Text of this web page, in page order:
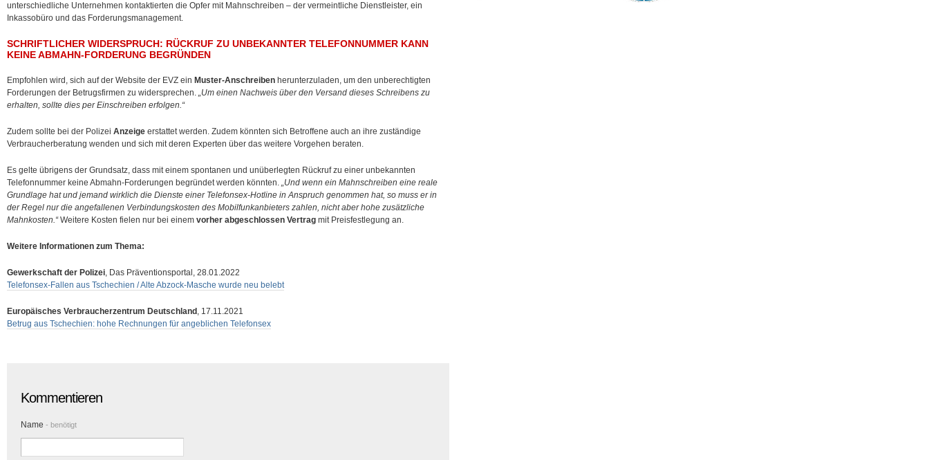
unterschiedliche Unternehmen kontaktierten die Opfer mit Mahnschreiben – der vermeintliche Dienstleister, ein
Inkassobüro und das Forderungsmanagement.
SCHRIFTLICHER WIDERSPRUCH: RÜCKRUF ZU UNBEKANNTER TELEFONNUMMER KANN
KEINE ABMAHN-FORDERUNG BEGRÜNDEN
Empfohlen wird, sich auf der Website der EVZ ein Muster-Anschreiben herunterzuladen, um den unberechtigten
Forderungen der Betrugsfirmen zu widersprechen. „Um einen Nachweis über den Versand dieses Schreibens zu
erhalten, sollte dies per Einschreiben erfolgen.“
Zudem sollte bei der Polizei Anzeige erstattet werden. Zudem könnten sich Betroffene auch an ihre zuständige
Verbraucherberatung wenden und sich mit deren Experten über das weitere Vorgehen beraten.
Es gelte übrigens der Grundsatz, dass mit einem spontanen und unüberlegten Rückruf zu einer unbekannten
Telefonnummer keine Abmahn-Forderungen begründet werden könnten. „Und wenn ein Mahnschreiben eine reale
Grundlage hat und jemand wirklich die Dienste einer Telefonsex-Hotline in Anspruch genommen hat, so muss er in
der Regel nur die angefallenen Verbindungskosten des Mobilfunkanbieters zahlen, nicht aber hohe zusätzliche
Mahnkosten.“Weitere Kosten fielen nur bei einem vorher abgeschlossen Vertrag mit Preisfestlegung an.
Weitere Informationen zum Thema:
Gewerkschaft der Polizei, Das Präventionsportal, 28.01.2022
Telefonsex-Fallen aus Tschechien / Alte Abzock-Masche wurde neu belebt
Europäisches Verbraucherzentrum Deutschland , 17.11.2021
Betrug aus Tschechien: hohe Rechnungen für angeblichen Telefonsex
Kommentieren
Name - benötigt